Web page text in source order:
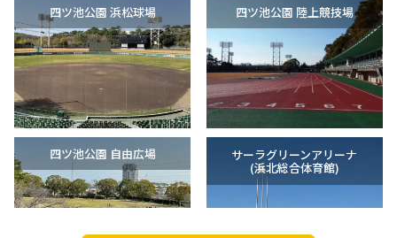
四ツ池公園 浜松球場 四ツ池公園 陸上競技場
四ツ池公園 自由広場 サーラグリーンアリーナ
(浜北総合体育館)